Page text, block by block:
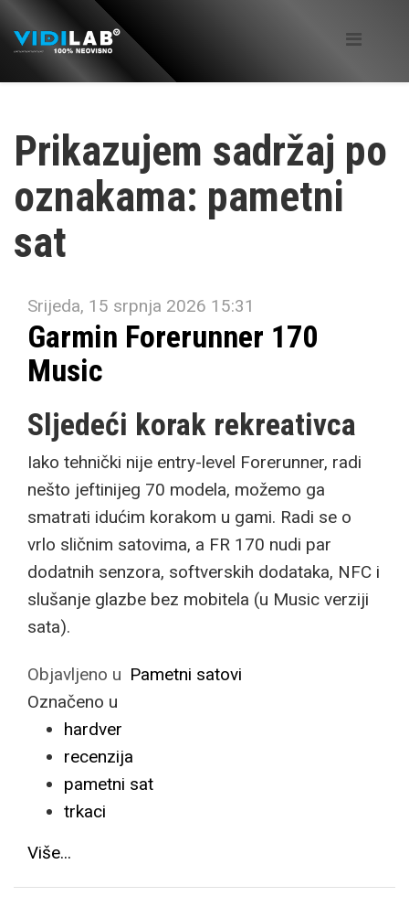
Prikazujem sadržaj po
oznakama: pametni
sat
Srijeda, 15 srpnja 2026 15:31
Garmin Forerunner 170
Music
Sljedeći korak rekreativca
Iako tehnički nije entry-level Forerunner, radi
nešto jeftinijeg 70 modela, možemo ga
smatrati idućim korakom u gami. Radi se o
vrlo sličnim satovima, a FR 170 nudi par
dodatnih senzora, softverskih dodataka, NFC i
slušanje glazbe bez mobitela (u Music verziji
sata).
Objavljeno u Pametni satovi
Označeno u
hardver
recenzija
pametni sat
trkaci
Više...